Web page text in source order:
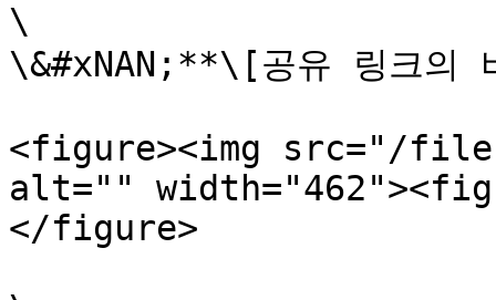
\
\&#xNAN;**\[공유 링크의
<figure><img src="/files/
alt=""
</figure>